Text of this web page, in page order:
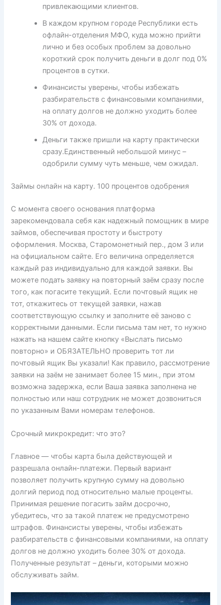
привлекающими клиентов.
В каждом крупном городе Республики есть
офлайн-отделения МФО, куда можно прийти
лично и без особых проблем за довольно
короткий срок получить деньги в долг под 0%
процентов в сутки.
Финансисты уверены, чтобы избежать
разбирательств с финансовыми компаниями,
на оплату долгов не должно уходить более
30% от дохода.
Деньги также пришли на карту практически
сразу.Единственный небольшой минус –
одобрили сумму чуть меньше, чем ожидал.
Займы онлайн на карту. 100 процентов одобрения
С момента своего основания платформа
зарекомендовала себя как надежный помощник в мире
займов, обеспечивая простоту и быстроту
оформления. Москва, Старомонетный пер., дом 3 или
на официальном сайте. Его величина определяется
каждый раз индивидуально для каждой заявки. Вы
можете подать заявку на повторный заём сразу после
того, как погасите текущий. Если почтовый ящик не
тот, откажитесь от текущей заявки, нажав
соответствующую ссылку и заполните её заново с
корректными данными. Если письма там нет, то нужно
нажать на нашем сайте кнопку «Выслать письмо
повторно» и ОБЯЗАТЕЛЬНО проверить тот ли
почтовый ящик Вы указали! Как правило, рассмотрение
заявки на заём не занимает более 15 мин., при этом
возможна задержка, если Ваша заявка заполнена не
полностью или наш сотрудник не может дозвониться
по указанным Вами номерам телефонов.
Срочный микрокредит: что это?
Главное — чтобы карта была действующей и
разрешала онлайн-платежи. Первый вариант
позволяет получить крупную сумму на довольно
долгий период под относительно малые проценты.
Принимая решение погасить займ досрочно,
убедитесь, что за такой платеж не предусмотрено
штрафов. Финансисты уверены, чтобы избежать
разбирательств с финансовыми компаниями, на оплату
долгов не должно уходить более 30% от дохода.
Полученные результат – деньги, которыми можно
обслуживать займ.